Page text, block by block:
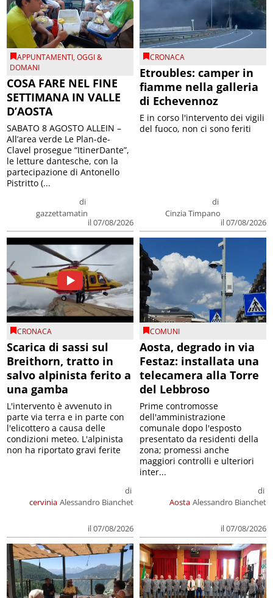
APPUNTAMENTI,OGGI &
DOMANI
COSA FARE NEL FINE
SETTIMANA IN VALLE
D’AOSTA
di
gazzettamatin
il 07/08/2026
SABATO 8 AGOSTO ALLEIN –
All’area verde Le Plan-de-
Clavel prosegue “ItinerDante”,
le letture dantesche, con la
partecipazione di Antonello
Pistritto (...
CRONACA
Etroubles: camper in
fiamme nella galleria
di Echevennoz
di
Cinzia Timpano
il 07/08/2026
E in corso l'intervento dei vigili
del fuoco, non ci sono feriti
CRONACA
Scarica di sassi sul
Breithorn, tratto in
salvo alpinista ferito a
una gamba
cervinia
di
Alessandro Bianchet
il 07/08/2026
L'intervento è avvenuto in
parte via terra e in parte con
l'elicottero a causa delle
condizioni meteo. L'alpinista
non ha riportato gravi ferite
COMUNI
Aosta, degrado in via
Festaz: installata una
telecamera alla Torre
del Lebbroso
Aosta
di
Alessandro Bianchet
il 07/08/2026
Prime contromosse
dell'amministrazione
comunale dopo l'esposto
presentato da residenti della
zona; promessi anche
maggiori controlli e ulteriori
inter...